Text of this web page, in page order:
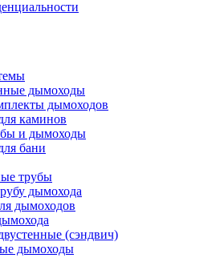
дымоходы
дымоходов
каминов
и дымоходы
бани
трубы
дымохода
дымоходов
(сэндвич)
дымоходы